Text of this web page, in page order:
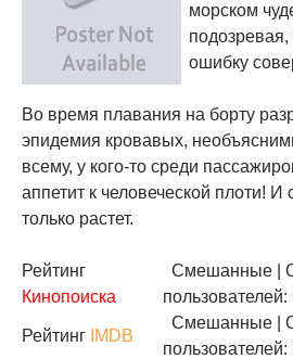
морском
ошибку
Во время плавания на борту
эпидемия кровавых,
всему, у кого-то среди
аппетит к человеческой плоти!
только растет.
Рейтинг
Кинопоиска
Смешанные |
пользователей:
Рейтинг IMDB
Смешанные |
пользователей: